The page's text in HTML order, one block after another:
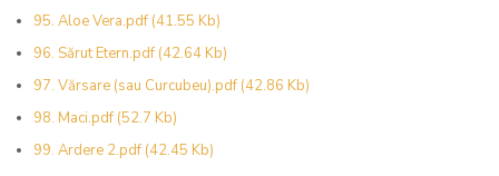
95. Aloe Vera.pdf (41.55 Kb)
96. Sărut Etern.pdf (42.64 Kb)
97. Vărsare (sau Curcubeu).pdf (42.86 Kb)
98. Maci.pdf (52.7 Kb)
99. Ardere 2.pdf (42.45 Kb)